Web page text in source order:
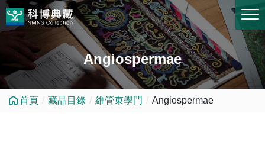
跳到中央內容區塊
Angiospermae
首頁 藏品目錄 維管束學門 Angiospermae